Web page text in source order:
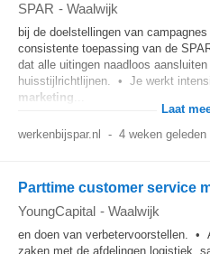
SPAR - Waalwijk
bij de doelstellingen van
consistente toepassing van de
dat alle uitingen naadloos
huisstijlrichtlijnen. • Je werkt
marketing
Laat
werkenbijspar.nl - 4 weken geleden
Parttime customer service
YoungCapital - Waalwijk
en doen van verbetervoorstellen. •
zaken met de afdelingen logistiek,